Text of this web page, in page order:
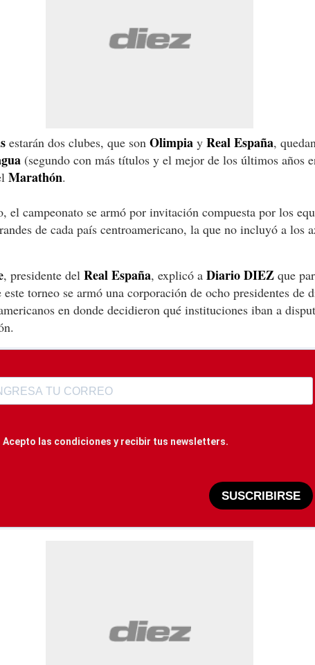
estarán dos clubes, que son Olimpia y Real España,
(segundo con más títulos y el mejor de los últimos años
Marathón.
el campeonato se armó por invitación compuesta por los
de cada país centroamericano, la que no incluyó a los
, presidente del Real España, explicó a Diario DIEZ que
torneo se armó una corporación de ocho presidentes de
en donde decidieron qué instituciones iban a
Acepto las condiciones y recibir tus newsletters.
SUSCRIBIRSE